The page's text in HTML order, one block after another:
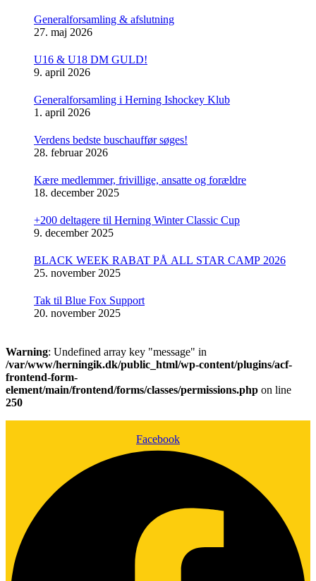
Generalforsamling & afslutning
27. maj 2026
U16 & U18 DM GULD!
9. april 2026
Generalforsamling i Herning Ishockey Klub
1. april 2026
Verdens bedste buschauffør søges!
28. februar 2026
Kære medlemmer, frivillige, ansatte og forældre
18. december 2025
+200 deltagere til Herning Winter Classic Cup
9. december 2025
BLACK WEEK RABAT PÅ ALL STAR CAMP 2026
25. november 2025
Tak til Blue Fox Support
20. november 2025
Warning: Undefined array key "message" in
/var/www/herningik.dk/public_html/wp-content/plugins/acf-
frontend-form-
element/main/frontend/forms/classes/permissions.php on line
250
Facebook